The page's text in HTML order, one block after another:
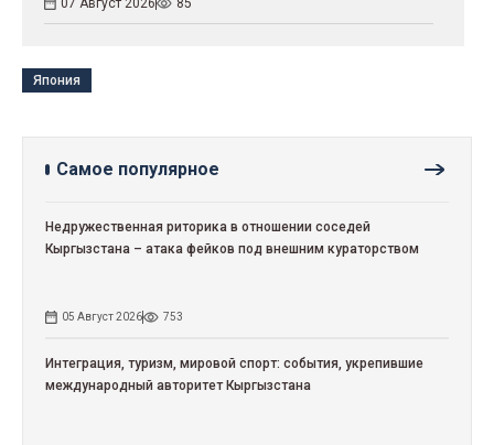
Япония
Самое популярное
Недружественная риторика в отношении соседей
Кыргызстана – атака фейков под внешним кураторством
05 Август 2026 753
Интеграция, туризм, мировой спорт: события, укрепившие
международный авторитет Кыргызстана